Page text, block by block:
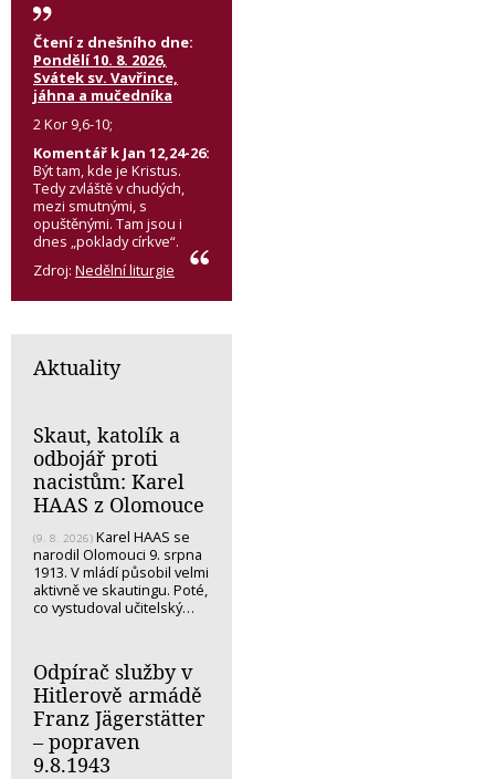
Čtení z dnešního dne:
Pondělí 10. 8. 2026,
Svátek sv. Vavřince,
jáhna a mučedníka
2 Kor 9,6-10;
Komentář k Jan 12,24-26:
Být tam, kde je Kristus.
Tedy zvláště v chudých,
mezi smutnými, s
opuštěnými. Tam jsou i
dnes „poklady církve“.
Zdroj: Nedělní liturgie
Aktuality
Skaut, katolík a
odbojář proti
nacistům: Karel
HAAS z Olomouce
(9. 8. 2026) Karel HAAS se
narodil Olomouci 9. srpna
1913. V mládí působil velmi
aktivně ve skautingu. Poté,
co vystudoval učitelský…
Odpírač služby v
Hitlerově armádě
Franz Jägerstätter
– popraven
9.8.1943